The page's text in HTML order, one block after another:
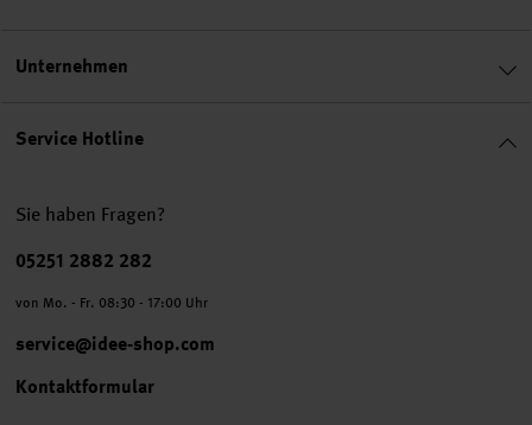
Service Hotline
Sie haben Fragen?
Telefonnummer
05251 2882 282
von Mo. - Fr. 08:30 - 17:00 Uhr
service@idee-shop.com
Kontaktformular
Unternehmen